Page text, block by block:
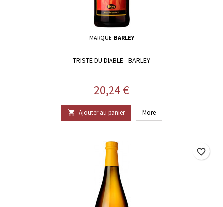
MARQUE: BARLEY
TRISTE DU DIABLE - BARLEY
Prix
20,24 €
 Ajouter au panier More
favorite_border